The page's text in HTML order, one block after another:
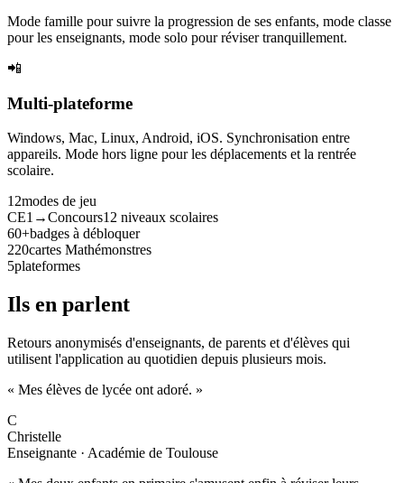
Mode famille pour suivre la progression de ses enfants, mode classe
pour les enseignants, mode solo pour réviser tranquillement.
📲
Multi-plateforme
Windows, Mac, Linux, Android, iOS. Synchronisation entre
appareils. Mode hors ligne pour les déplacements et la rentrée
scolaire.
12modes de jeu
CE1→Concours12 niveaux scolaires
60+badges à débloquer
220cartes Mathémonstres
5plateformes
Ils en parlent
Retours anonymisés d'enseignants, de parents et d'élèves qui
utilisent l'application au quotidien depuis plusieurs mois.
« Mes élèves de lycée ont adoré. »
C
Christelle
Enseignante · Académie de Toulouse